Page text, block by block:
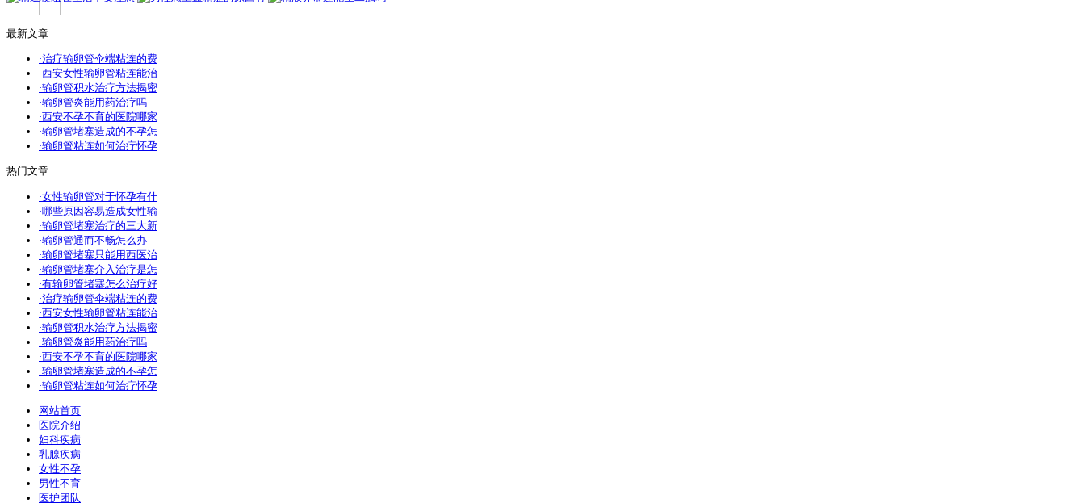
最新文章
·治疗输卵管伞端粘连的费
·西安女性输卵管粘连能治
·输卵管积水治疗方法揭密
·输卵管炎能用药治疗吗
·西安不孕不育的医院哪家
·输卵管堵塞造成的不孕怎
·输卵管粘连如何治疗怀孕
热门文章
·女性输卵管对于怀孕有什
·哪些原因容易造成女性输
·输卵管堵塞治疗的三大新
·输卵管通而不畅怎么办
·输卵管堵塞只能用西医治
·输卵管堵塞介入治疗是怎
·有输卵管堵塞怎么治疗好
·治疗输卵管伞端粘连的费
·西安女性输卵管粘连能治
·输卵管积水治疗方法揭密
·输卵管炎能用药治疗吗
·西安不孕不育的医院哪家
·输卵管堵塞造成的不孕怎
·输卵管粘连如何治疗怀孕
网站首页
医院介绍
妇科疾病
乳腺疾病
女性不孕
男性不育
医护团队